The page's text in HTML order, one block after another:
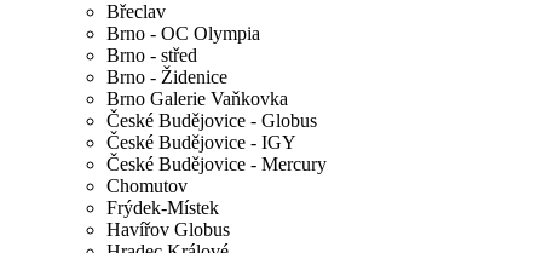
Břeclav
Brno - OC Olympia
Brno - střed
Brno - Židenice
Brno Galerie Vaňkovka
České Budějovice - Globus
České Budějovice - IGY
České Budějovice - Mercury
Chomutov
Frýdek-Místek
Havířov Globus